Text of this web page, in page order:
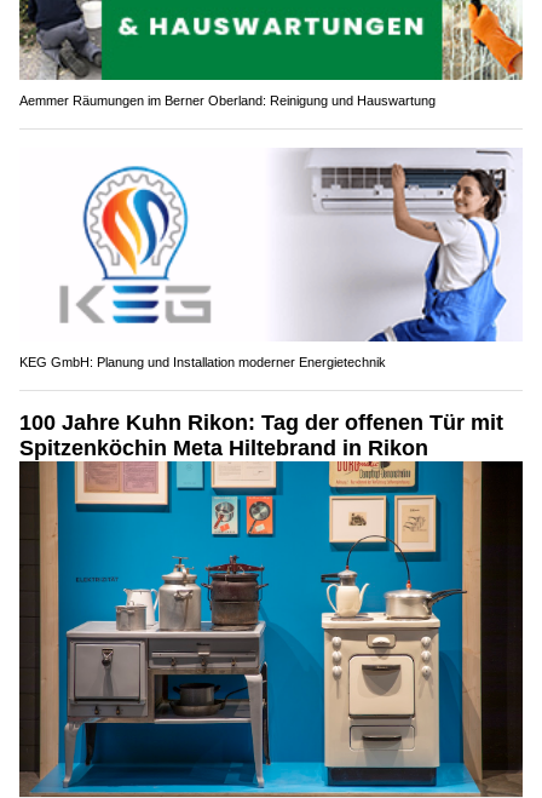
Aemmer Räumungen im Berner Oberland: Reinigung und Hauswartung
KEG GmbH: Planung und Installation moderner Energietechnik
100 Jahre Kuhn Rikon: Tag der offenen Tür mit
Spitzenköchin Meta Hiltebrand in Rikon